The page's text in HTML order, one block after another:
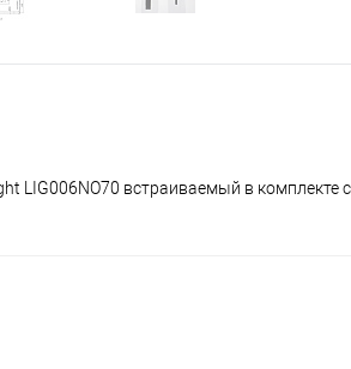
LIG006NO70 встраиваемый в